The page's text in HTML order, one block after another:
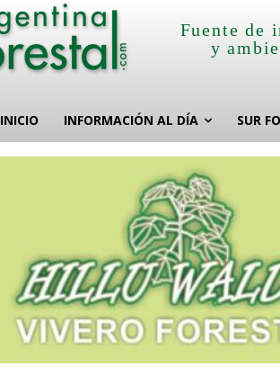
Fuente de
y
INICIO INFORMACIÓN AL DÍA SUR